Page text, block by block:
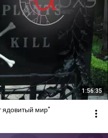
1:56:35
ядовитый мир"